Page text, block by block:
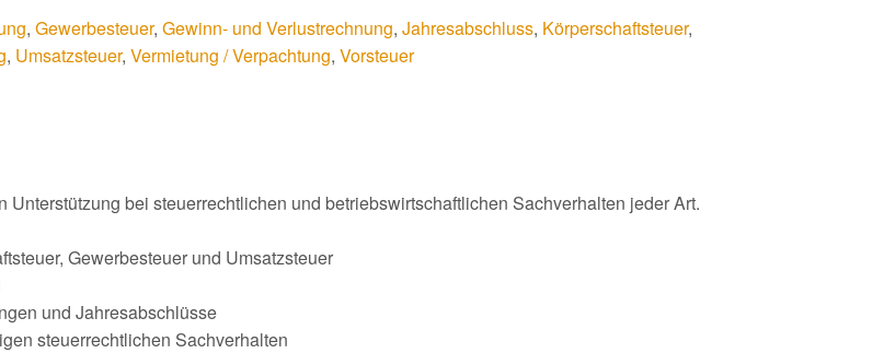
, Gewerbesteuer, Gewinn- und Verlustrechnung, Jahresabschluss, Körperschaftsteuer,
, Umsatzsteuer, Vermietung / Verpachtung, Vorsteuer
Unterstützung bei steuerrechtlichen und betriebswirtschaftlichen Sachverhalten jeder Art.
Gewerbesteuer und Umsatzsteuer
und Jahresabschlüsse
steuerrechtlichen Sachverhalten